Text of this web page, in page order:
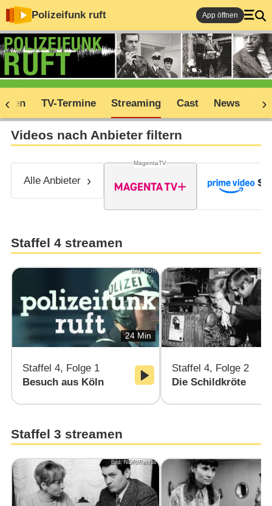
Polizeifunk ruft App öffnen
TV-Termine Streaming Cast News
Videos nach Anbieter filtern
Alle Anbieter
MagentaTV
Staffel 4 streamen
Bild: NDR
24 Min
Staffel 4, Folge 1
Besuch aus Köln
Bild:
Staffel 4, Folge 2
Die Schildkröte
Staffel 3 streamen
Bild: NDR/Rehfus